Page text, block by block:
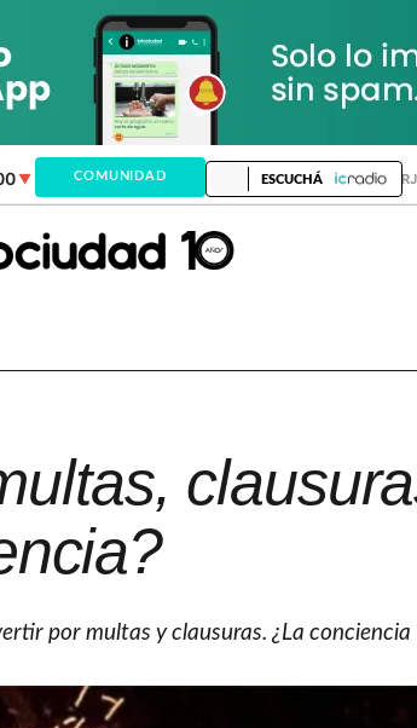
▼ DÓLAR MEP ▲ DÓLAR
COMUNIDAD ESCUCHÁ
por multas y clausuras. ¿La conciencia